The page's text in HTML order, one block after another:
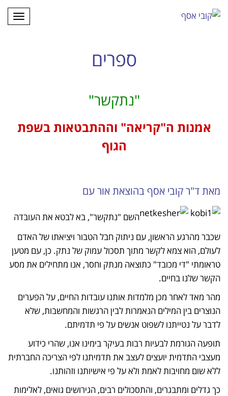
ספרים
"נתקשר"
אמנות ה"קריאה" וההתבטאות בשפת
הגוף
מאת ד"ר קובי אסף בהוצאת אור עם
השם "נתקשר", בא לבטא את העובדה
שכבר מהרגע הראשון, עם ניתוק חבל הטבור ויציאתו של האדם
לעולם, הוא צמא לקשר מתוך תסכול עמוק של נתק. כן, עם מטען
טראומתי "די מכובד" כתוצאה מנתק וחסר, אנו מתחילים את מסע
הקשר שלנו בחיים.
מהר מאד לאחר מכן מלמדות אותנו עובדות החיים, על הפערים
הנוצרים בין המילים הנאמרות לבין הרגשות והמחשבות, שלא
לדבר על נטייתנו לשפוט אנשים על פי תדמיתם.
תופעה הגורמת לבעיות רבות בעיקר בימינו אנו, שהרי כידוע
מעצבי התדמית יועצים לעצב את תדמיתנו לפי הצריכה החברתית
ללא שום מחויבות לאמת ולא על פי אישיותנו וזהותנו.
כך גדלים ומתבגרים, והתסכולים רבים, הגירושים גואים, לאלימות